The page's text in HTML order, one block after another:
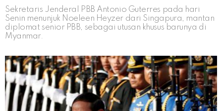
Sekretaris Jenderal PBB Antonio Guterres pada hari
Senin menunjuk Noeleen Heyzer dari Singapura, mantan
diplomat senior PBB, sebagai utusan khusus barunya di
Myanmar.